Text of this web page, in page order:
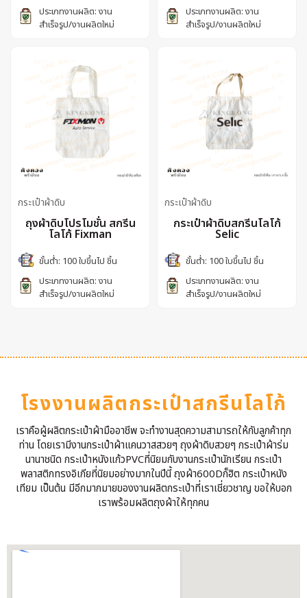
ประเภทงานผลิต: งาน
สำเร็จรูป/งานผลิตใหม่
ประเภทงานผลิต: งาน
สำเร็จรูป/งานผลิตใหม่
กระเป๋าผ้าดิบ
ถุงผ้าดิบโปรโมชั่น สกรีน
โลโก้ Fixman
ขั้นต่ำ: 100 ใบขึ้นไป ชิ้น
ประเภทงานผลิต: งาน
สำเร็จรูป/งานผลิตใหม่
กระเป๋าผ้าดิบ
กระเป๋าผ้าดิบสกรีนโลโก้
Selic
ขั้นต่ำ: 100 ใบขึ้นไป ชิ้น
ประเภทงานผลิต: งาน
สำเร็จรูป/งานผลิตใหม่
โรงงานผลิตกระเป๋าสกรีนโลโก้
เราคือผู้ผลิตกระเป๋าผ้ามืออาชีพ จะทำงานสุดความสามารถให้กับลูกค้าทุก
ท่าน โดยเรามีงานกระเป๋าผ้าแคนวาสสวยๆ ถุงผ้าดิบสวยๆ กระเป๋าผ้าร่ม
นานาชนิด กระเป๋าหนังแก้วPVCที่นิยมกับงานกระเป๋านักเรียน กระเป๋า
พลาสติกทรงอิเกียที่นิยมอย่างมากในปีนี้ ถุงผ้า600Dก็ฮิต กระเป๋าหนัง
เทียม เป็นต้น มีอีกมากมายของงานผลิตกระเป๋าที่เราเชี่ยวชาญ ขอให้บอก
เราพร้อมผลิตถุงผ้าให้ทุกคน